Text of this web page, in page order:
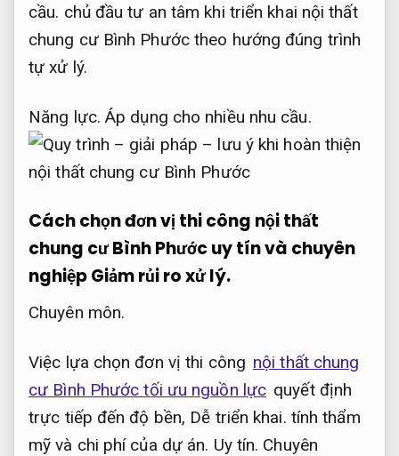
cầu. chủ đầu tư an tâm khi triển khai nội thất
chung cư Bình Phước theo hướng đúng trình
tự xử lý.
Năng lực. Áp dụng cho nhiều nhu cầu.
Cách chọn đơn vị thi công nội thất
chung cư Bình Phước uy tín và chuyên
nghiệpGiảm rủi ro xử lý.
Chuyên môn.
Việc lựa chọn đơn vị thi công nội thất chung
cư Bình Phước tối ưu nguồn lực quyết định
trực tiếp đến độ bền, Dễ triển khai. tính thẩm
mỹ và chi phí của dự án. Uy tín. Chuyên